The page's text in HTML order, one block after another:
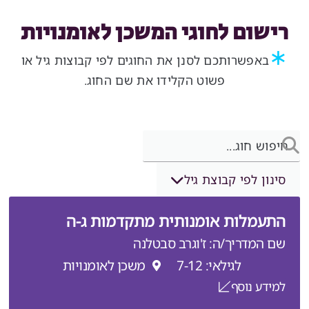
רישום לחוגי המשכן לאומנויות
∗באפשרותכם לסנן את החוגים לפי קבוצות גיל או
פשוט הקלידו את שם החוג.
סינון לפי קבוצת גיל
התעמלות אומנותית מתקדמות ג-ה
שם המדריך/ה: ז'וגרב סבטלנה
לגילאי: 7-12
משכן לאומנויות
למידע נוסף